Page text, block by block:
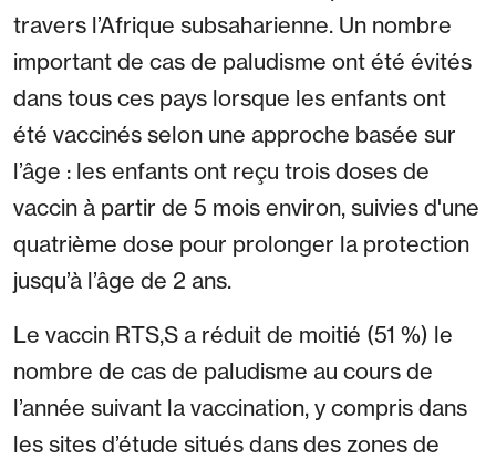
travers l’Afrique subsaharienne. Un nombre
important de cas de paludisme ont été évités
dans tous ces pays lorsque les enfants ont
été vaccinés selon une approche basée sur
l’âge : les enfants ont reçu trois doses de
vaccin à partir de 5 mois environ, suivies d'une
quatrième dose pour prolonger la protection
jusqu’à l’âge de 2 ans.
Le vaccin RTS,S a réduit de moitié (51 %) le
nombre de cas de paludisme au cours de
l’année suivant la vaccination, y compris dans
les sites d’étude situés dans des zones de